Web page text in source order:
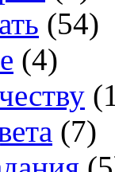
(54)
(4)
(7)